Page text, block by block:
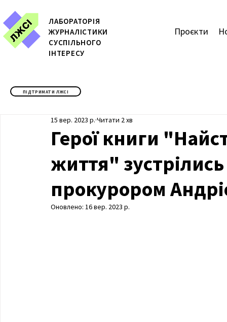
ЛАБОРАТОРІЯ
ЖУРНАЛІСТИКИ
СУСПІЛЬНОГО
ІНТЕРЕСУ
ПІДТРИМАТИ ЛЖСІ
Проєкти
Герої книги
життя"
прокурором
15 вер. 2023 р. Читати 2 хв
Оновлено: 16 вер. 2023 р.